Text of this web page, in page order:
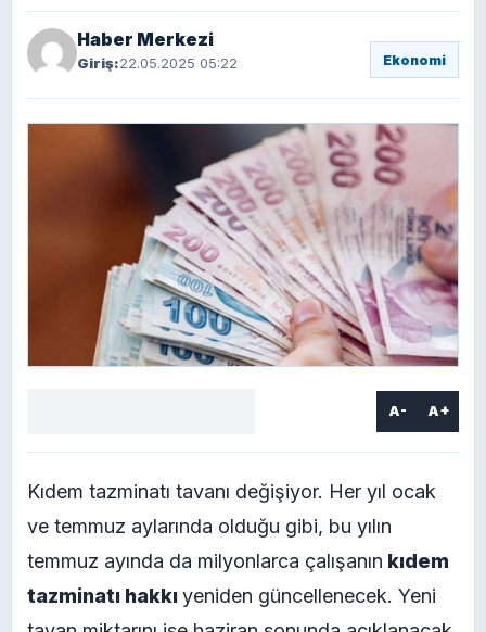
Haber Merkezi
Giriş:22.05.2025 05:22 Ekonomi
A- A+
Kıdem tazminatı tavanı değişiyor. Her yıl ocak
ve temmuz aylarında olduğu gibi, bu yılın
temmuz ayında da milyonlarca çalışanın kıdem
tazminatı hakkıyeniden güncellenecek. Yeni